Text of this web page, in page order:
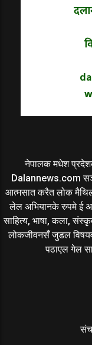
नेपालक मधेश प्रदेशके
Dalannews.com
आत्मसात करैत लोक
लेल अभियानके रुपमे ई
साहित्य, भाषा, कला,
लोकजीवनसँ जुडल
पठाएल गेल